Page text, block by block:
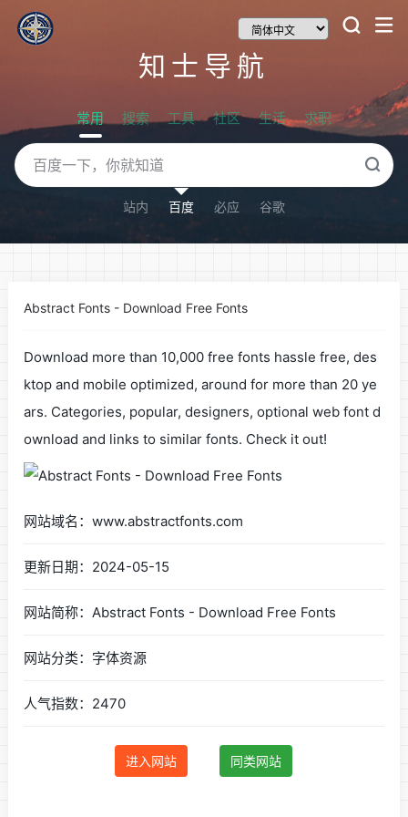
知士导航
常用 搜索 工具 社区 生活 求职
站内 百度 必应 谷歌
Abstract Fonts - Download Free Fonts
Download more than 10,000 free fonts hassle free, des
ktop and mobile optimized, around for more than 20 ye
ars. Categories, popular, designers, optional web font d
ownload and links to similar fonts. Check it out!
网站域名：www.abstractfonts.com
更新日期：2024-05-15
网站简称：Abstract Fonts - Download Free Fonts
网站分类：字体资源
人气指数：2470
进入网站 同类网站